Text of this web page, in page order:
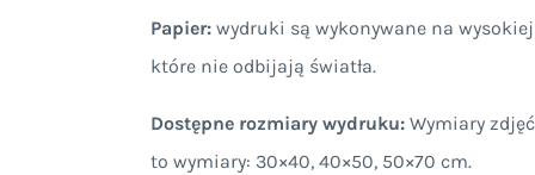
Papier: wydruki są wykonywane na
które nie odbijają światła.
Dostępne rozmiary wydruku: Wymiary
to wymiary: 30×40, 40×50, 50×70 cm.